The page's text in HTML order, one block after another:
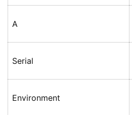
A
Serial
Environment